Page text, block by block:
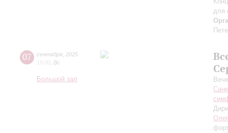
для
07 сентября 2025
19:00 Вс
Большой зал